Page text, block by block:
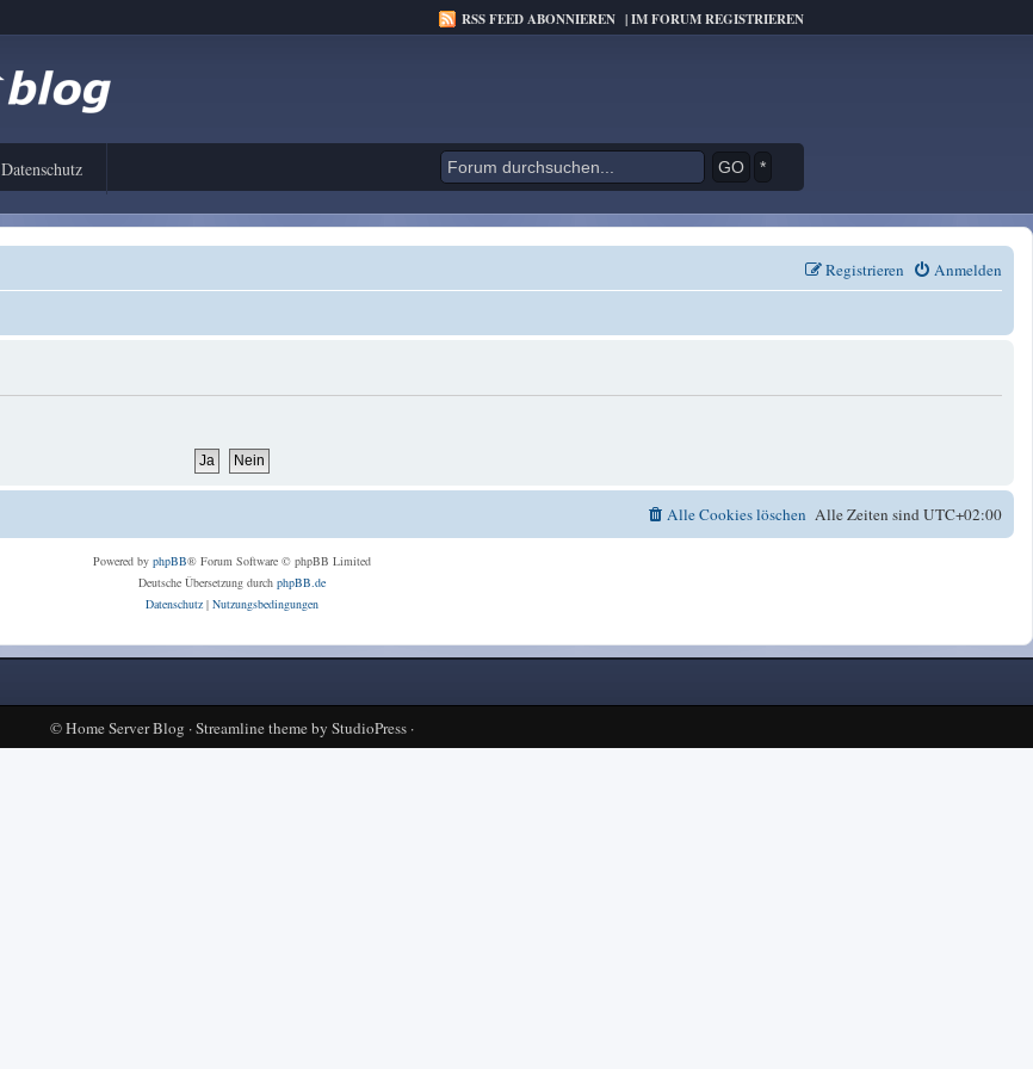
RSS FEED ABONNIEREN |IM FORUM REGISTRIEREN
Datenschutz *
Anmelden
Registrieren
Alle Zeiten sindUTC+02:00
Alle Cookies löschen
Powered by phpBB® Forum Software © phpBB Limited
Deutsche Übersetzung durch phpBB.de
Datenschutz| Nutzungsbedingungen
©Home Server Blog ·Streamline themeby StudioPress·